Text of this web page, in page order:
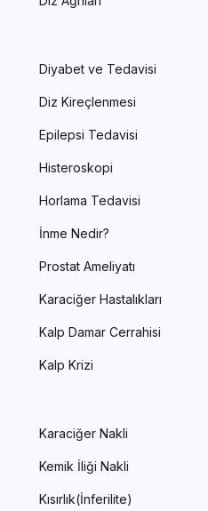
Diyabet ve Tedavisi
Diz Kireçlenmesi
Epilepsi Tedavisi
Histeroskopi
Horlama Tedavisi
İnme Nedir?
Prostat Ameliyatı
Karaciğer Hastalıkları
Kalp Damar Cerrahisi
Kalp Krizi
Karaciğer Nakli
Kemik İliği Nakli
Kısırlık(İnferilite)